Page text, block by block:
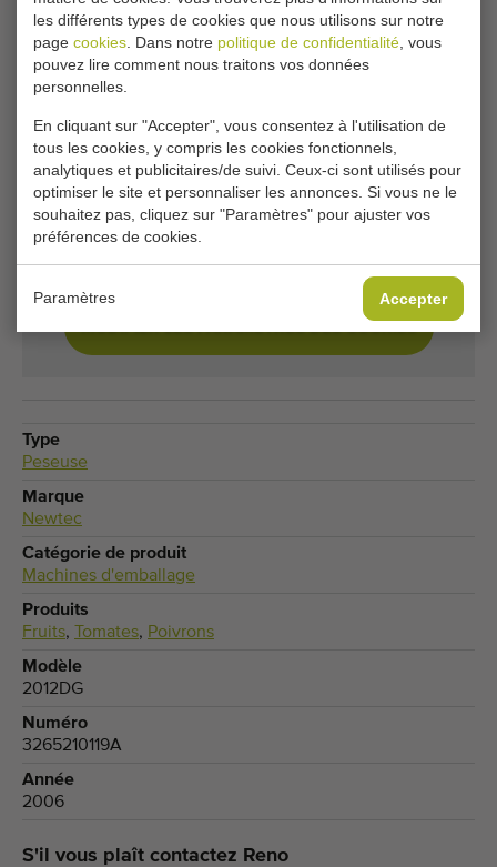
les différents types de cookies que nous utilisons sur notre
page cookies . Dans notre politique de confidentialité , vous
pouvez lire comment nous traitons vos données
personnelles.
En cliquant sur "Accepter", vous consentez à l'utilisation de
tous les cookies, y compris les cookies fonctionnels,
analytiques et publicitaires/de suivi. Ceux-ci sont utilisés pour
optimiser le site et personnaliser les annonces. Si vous ne le
souhaitez pas, cliquez sur "Paramètres" pour ajuster vos
préférences de cookies.
Paramètres Accepter
machine de pesage est maintenant vendu.
Souhaitez-vous être tenu informé lorsqu'un Peseuse
coordonnées ici.
Vos paramètres de cookies actuels bloquent cette
partie. Modifiez vos paramètres de cookies pour
accéder à cette partie.
MODIFIER LES PARAMÈTRES DES COOKIES
Type
Peseuse
Marque
Newtec
Catégorie de produit
Machines d'emballage
Produits
Fruits, Tomates, Poivrons
Modèle
2012DG
Numéro
3265210119A
Année
2006
S'il vous plaît contactez Reno